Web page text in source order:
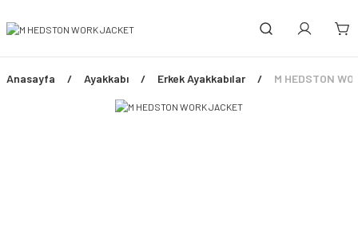
Anasayfa Ayakkabı Erkek Ayakkabılar M HEDSTON